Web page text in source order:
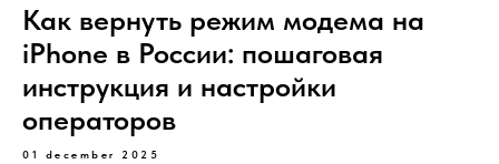
Как вернуть режим модема на
iPhone в России: пошаговая
инструкция и настройки
операторов
01 december 2025